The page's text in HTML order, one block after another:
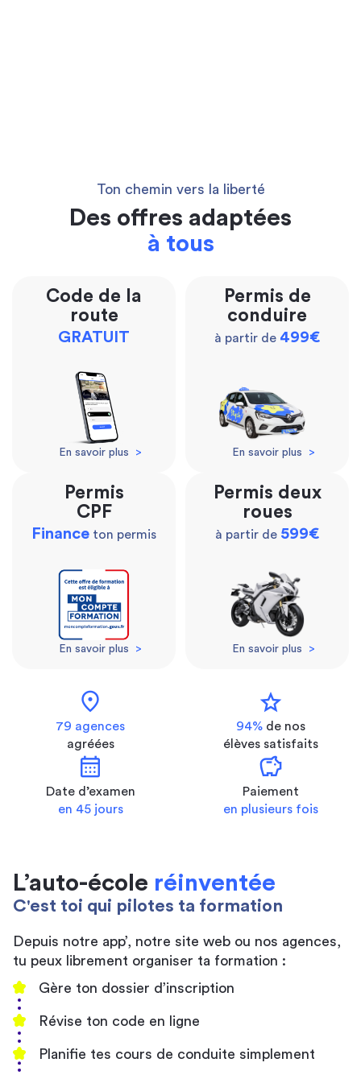
Ton chemin vers la liberté
Des offres adaptées
à tous
Code de la
route
GRATUIT
En savoir plus >
Permis de
conduire
à partir de 499€
En savoir plus >
Permis
CPF
Finance ton permis
En savoir plus >
Permis deux
roues
à partir de 599€
En savoir plus >
location_on
79 agences
agréées
star
94% de nos
élèves satisfaits
calendar_month
Date d’examen
en 45 jours
savings
Paiement
en plusieurs fois
L’auto-école réinventée
C'est toi qui pilotes ta formation
Depuis notre app’, notre site web ou nos agences,
tu peux librement organiser ta formation :
Gère ton dossier d’inscription
Révise ton code en ligne
Planifie tes cours de conduite simplement